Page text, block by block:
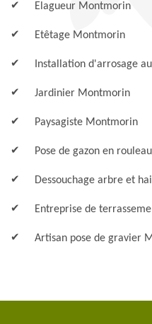
Elagueur Montmorin
Etêtage Montmorin
Installation d'arrosage
Jardinier Montmorin
Paysagiste Montmorin
Pose de gazon en
Dessouchage arbre et
Entreprise de
Artisan pose de gravier